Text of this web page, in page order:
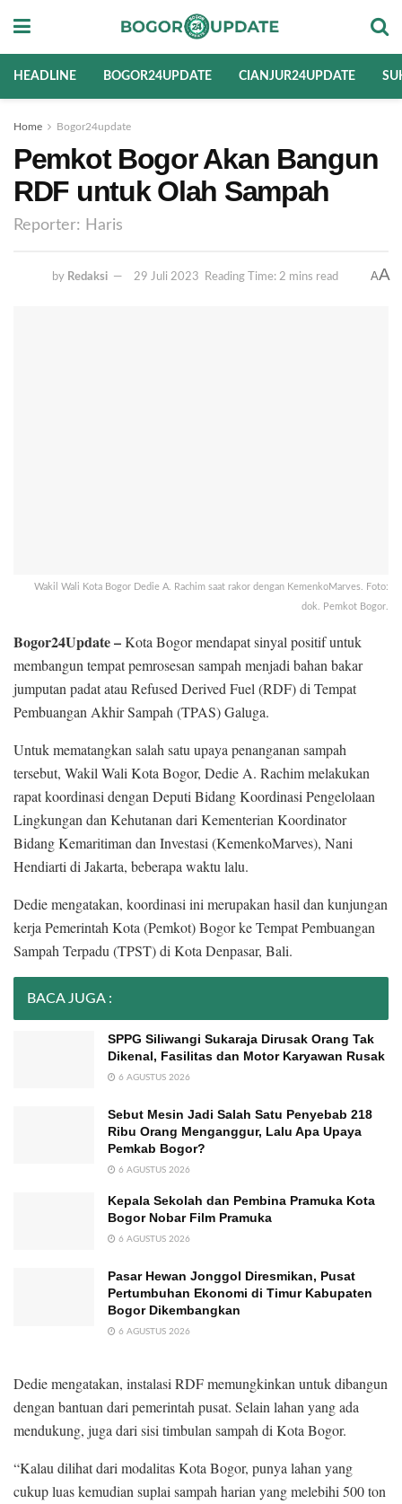
HEADLINE BOGOR24UPDATE CIANJUR24UPDATE
Home Bogor24update
Pemkot Bogor Akan Bangun
RDF untuk Olah Sampah
Reporter: Haris
by Redaksi 29 Juli 2023 Reading Time: 2 mins read AA
Wakil Wali Kota Bogor Dedie A. Rachim saat rakor dengan KemenkoMarves. Foto:
dok. Pemkot Bogor.
Bogor24Update –Kota Bogor mendapat sinyal positif untuk
membangun tempat pemrosesan sampah menjadi bahan bakar
jumputan padat atau Refused Derived Fuel (RDF) di Tempat
Pembuangan Akhir Sampah (TPAS) Galuga.
Untuk mematangkan salah satu upaya penanganan sampah
tersebut, Wakil Wali Kota Bogor, Dedie A. Rachim melakukan
rapat koordinasi dengan Deputi Bidang Koordinasi Pengelolaan
Lingkungan dan Kehutanan dari Kementerian Koordinator
Bidang Kemaritiman dan Investasi (KemenkoMarves), Nani
Hendiarti di Jakarta, beberapa waktu lalu.
Dedie mengatakan, koordinasi ini merupakan hasil dan kunjungan
kerja Pemerintah Kota (Pemkot) Bogor ke Tempat Pembuangan
Sampah Terpadu (TPST) di Kota Denpasar, Bali.
BACA JUGA :
SPPG Siliwangi Sukaraja Dirusak Orang Tak
Dikenal, Fasilitas dan Motor Karyawan Rusak
6 AGUSTUS 2026
Sebut Mesin Jadi Salah Satu Penyebab 218
Ribu Orang Menganggur, Lalu Apa Upaya
Pemkab Bogor?
6 AGUSTUS 2026
Kepala Sekolah dan Pembina Pramuka Kota
Bogor Nobar Film Pramuka
6 AGUSTUS 2026
Pasar Hewan Jonggol Diresmikan, Pusat
Pertumbuhan Ekonomi di Timur Kabupaten
Bogor Dikembangkan
6 AGUSTUS 2026
Dedie mengatakan, instalasi RDF memungkinkan untuk dibangun
dengan bantuan dari pemerintah pusat. Selain lahan yang ada
mendukung, juga dari sisi timbulan sampah di Kota Bogor.
“Kalau dilihat dari modalitas Kota Bogor, punya lahan yang
cukup luas kemudian suplai sampah harian yang melebihi 500 ton